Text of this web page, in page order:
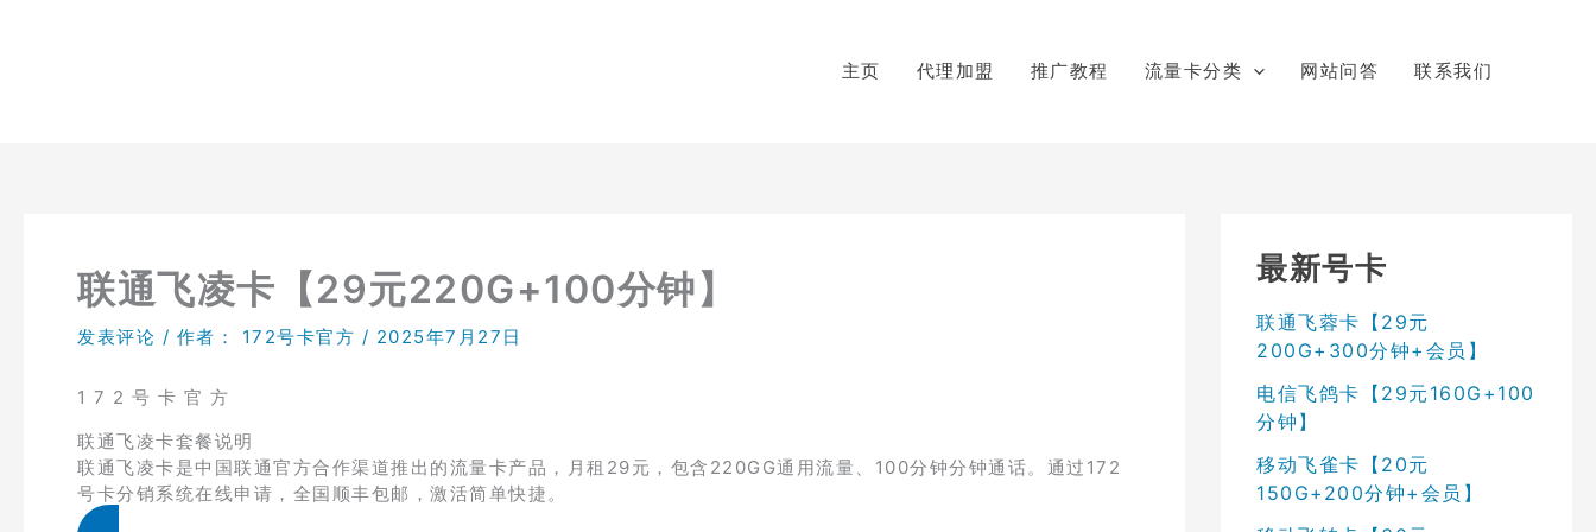
主页 代理加盟 推广教程 流量卡分类 网站问答 联系我们
联通飞凌卡【29元220G+100分钟】
发表评论 / 作者： 172号卡官方 / 2025年7月27日
1 7 2 号 卡 官 方
联通飞凌卡套餐说明
联通飞凌卡是中国联通官方合作渠道推出的流量卡产品，月租29元，包含220GG通用流量、100分钟分钟通话。通过172
号卡分销系统在线申请，全国顺丰包邮，激活简单快捷。
最新号卡
联通飞蓉卡【29元
200G+300分钟+会员】
电信飞鸽卡【29元160G+100
分钟】
移动飞雀卡【20元
150G+200分钟+会员】